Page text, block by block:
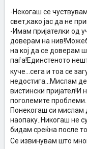
-Некогаш се
свет,како јас да не
-Имам пријателки од
доверам на
на кој да се доверам
паѓа!Единстеното
куче...сега и тоа се
недостига...Мислам
вистински
поголемите
Понекогаш си мислам
наопаку..Никогаш не
бидам среќна после
Се извинувам што